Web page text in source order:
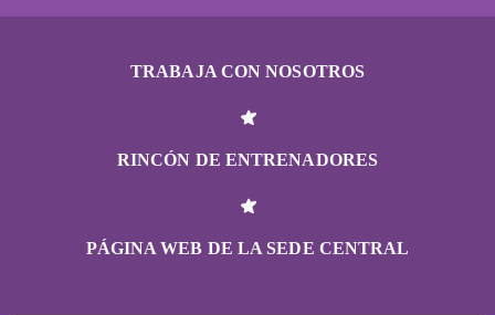
TRABAJA CON NOSOTROS
RINCÓN DE ENTRENADORES
PÁGINA WEB DE LA SEDE CENTRAL